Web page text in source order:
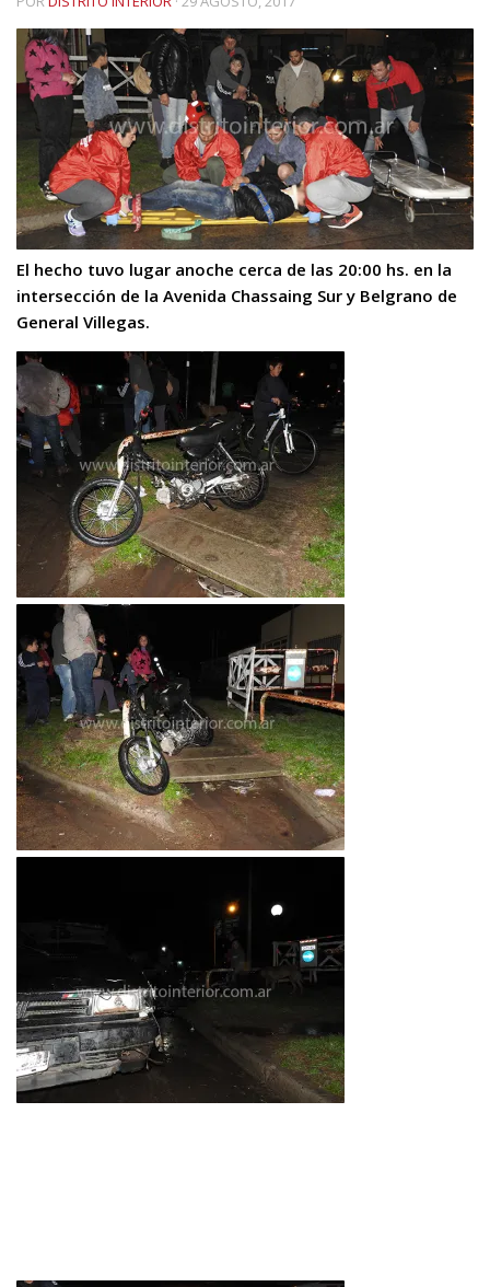
El hecho tuvo lugar anoche cerca de las 20:00 hs. en la
intersección de la Avenida Chassaing Sur y Belgrano de
General Villegas.